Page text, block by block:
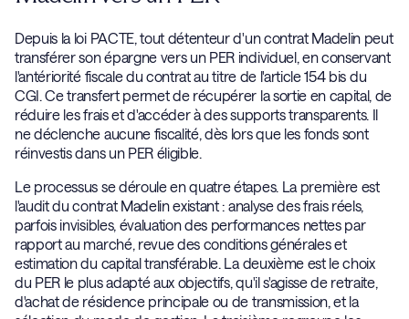
Depuis la loi PACTE, tout détenteur d'un contrat Madelin peut
transférer son épargne vers un PER individuel, en conservant
l'antériorité fiscale du contrat au titre de l'article 154 bis du
CGI. Ce transfert permet de récupérer la sortie en capital, de
réduire les frais et d'accéder à des supports transparents. Il
ne déclenche aucune fiscalité, dès lors que les fonds sont
réinvestis dans un PER éligible.
Le processus se déroule en quatre étapes. La première est
l'audit du contrat Madelin existant : analyse des frais réels,
parfois invisibles, évaluation des performances nettes par
rapport au marché, revue des conditions générales et
estimation du capital transférable. La deuxième est le choix
du PER le plus adapté aux objectifs, qu'il s'agisse de retraite,
d'achat de résidence principale ou de transmission, et la